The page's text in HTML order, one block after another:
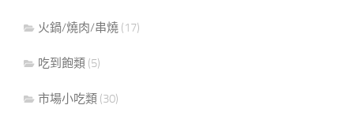
火鍋/燒肉/串燒 (17)
吃到飽類 (5)
市場小吃類 (30)